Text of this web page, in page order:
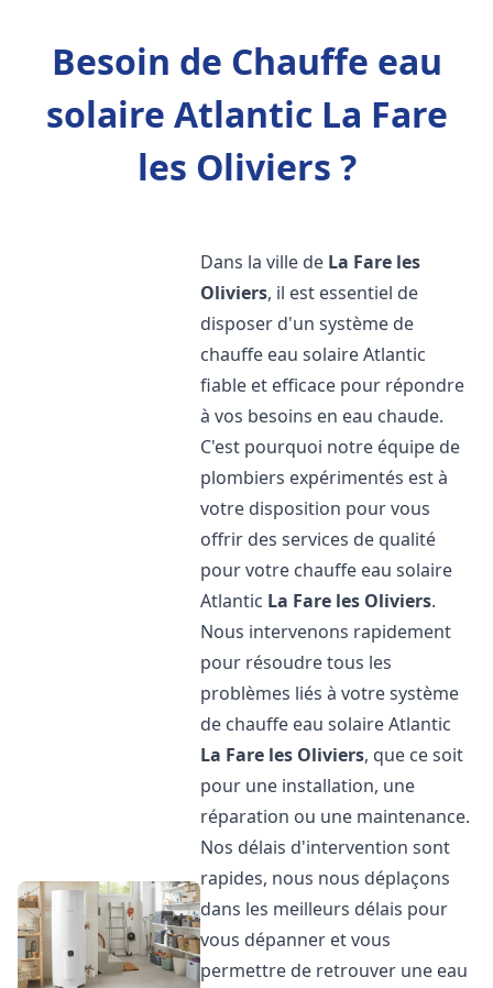
Besoin de Chauffe eau
solaire Atlantic La Fare
les Oliviers ?
Dans la ville de La Fare les
Oliviers, il est essentiel de
disposer d'un système de
chauffe eau solaire Atlantic
fiable et efficace pour répondre
à vos besoins en eau chaude.
C'est pourquoi notre équipe de
plombiers expérimentés est à
votre disposition pour vous
offrir des services de qualité
pour votre chauffe eau solaire
Atlantic La Fare les Oliviers.
Nous intervenons rapidement
pour résoudre tous les
problèmes liés à votre système
de chauffe eau solaire Atlantic
La Fare les Oliviers, que ce soit
pour une installation, une
réparation ou une maintenance.
Nos délais d'intervention sont
rapides, nous nous déplaçons
dans les meilleurs délais pour
vous dépanner et vous
permettre de retrouver une eau